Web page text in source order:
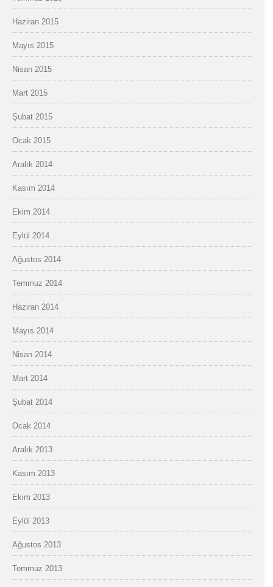
Haziran 2015
Mayıs 2015
Nisan 2015
Mart 2015
Şubat 2015
Ocak 2015
Aralık 2014
Kasım 2014
Ekim 2014
Eylül 2014
Ağustos 2014
Temmuz 2014
Haziran 2014
Mayıs 2014
Nisan 2014
Mart 2014
Şubat 2014
Ocak 2014
Aralık 2013
Kasım 2013
Ekim 2013
Eylül 2013
Ağustos 2013
Temmuz 2013